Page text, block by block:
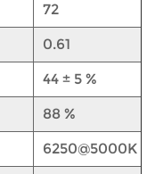
72
0.61
44 ± 5 ​​%
88 %
6250@5000K